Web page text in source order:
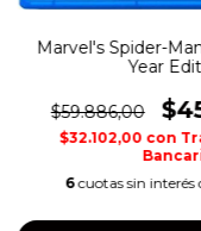
Marvel's Spider-
Year
$59.886,00
$32.102,00 con
6 cuotas sin interés